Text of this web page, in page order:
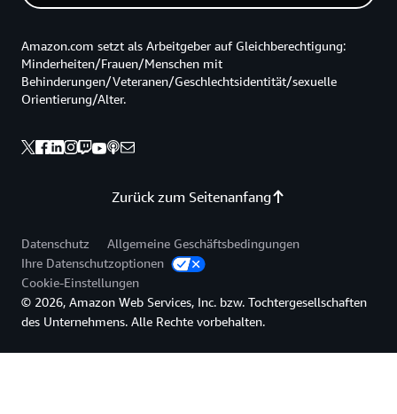
Zurück zum Seitenanfang
Amazon.com setzt als Arbeitgeber auf Gleichberechtigung:
Minderheiten/Frauen/Menschen mit
Behinderungen/Veteranen/Geschlechtsidentität/sexuelle
Orientierung/Alter.
Datenschutz
Allgemeine Geschäftsbedingungen
Ihre Datenschutzoptionen
Cookie-Einstellungen
© 2026, Amazon Web Services, Inc. bzw. Tochtergesellschaften
des Unternehmens. Alle Rechte vorbehalten.